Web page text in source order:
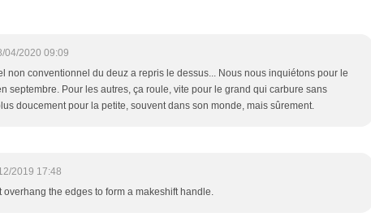
04/2020 09:09
non conventionnel du deuz a repris le dessus... Nous nous inquiétons pour le
septembre. Pour les autres, ça roule, vite pour le grand qui carbure sans
doucement pour la petite, souvent dans son monde, mais sûrement.
2019 17:48
overhang the edges to form a makeshift handle.